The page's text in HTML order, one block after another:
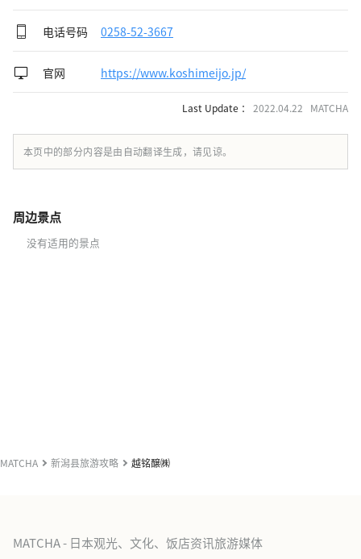
电话号码 0258-52-3667
官网 https://www.koshimeijo.jp/
Last Update ： 2022.04.22 MATCHA
本页中的部分内容是由自动翻译生成，请见谅。
周边景点
没有适用的景点
MATCHA 新潟县旅游攻略 越铭醸㈱
MATCHA - 日本观光、文化、饭店资讯旅游媒体